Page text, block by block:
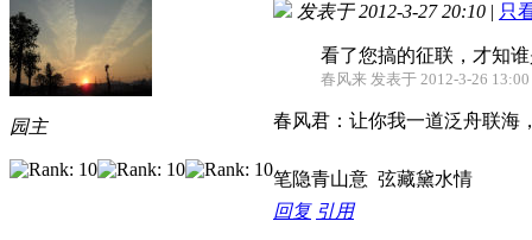
园主
发表于 2012-3-27 20:10 | 只
看了您搞的征联，才知
春风来 发表于 2012-3-26 13:00
春风君：让你我一道泛舟联海
笔隐青山意 弦藏黛水情
回复 引用